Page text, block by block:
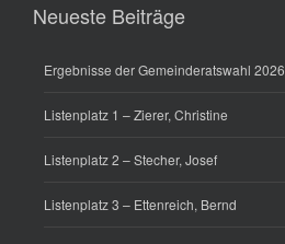
Neueste Beiträge
Ergebnisse der Gemeinderatswahl 2026
Listenplatz 1 – Zierer, Christine
Listenplatz 2 – Stecher, Josef
Listenplatz 3 – Ettenreich, Bernd